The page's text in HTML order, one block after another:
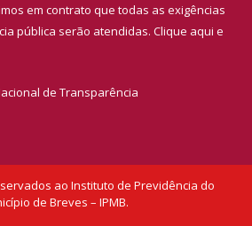
em contrato que todas as exigências
pública serão atendidas. Clique aqui e
de Transparência
ao Instituto de Previdência do
de Breves – IPMB.